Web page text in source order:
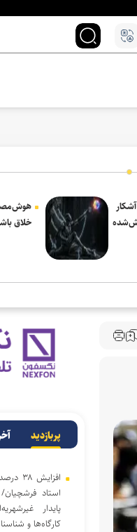
خلاق
پربازدید
استاد
پایدار
کارگاه‌ها و